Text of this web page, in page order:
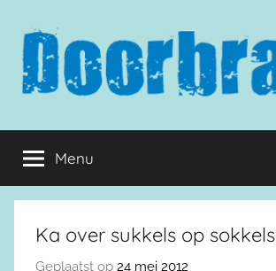
inhoud
springen
Doorbraak.eu
Menu
Ka over sukkels op sokkels
Geplaatst op 24 mei 2012